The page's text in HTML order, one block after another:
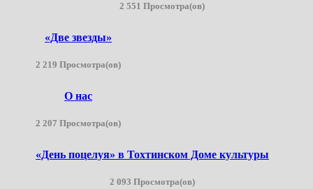
2 551 Просмотра(ов)
«Две звезды»
2 219 Просмотра(ов)
О нас
2 207 Просмотра(ов)
«День поцелуя» в Тохтинском Доме культуры
2 093 Просмотра(ов)